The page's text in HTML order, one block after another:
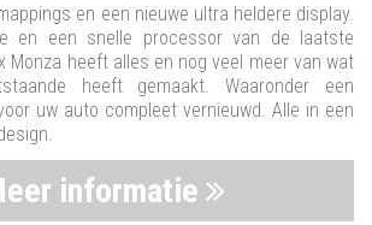
en een nieuwe ultra heldere display.
en een snelle processor van de laatste
Monza heeft alles en nog veel meer van wat
heeft gemaakt. Waaronder een
uw auto compleet vernieuwd. Alle in een
informatie